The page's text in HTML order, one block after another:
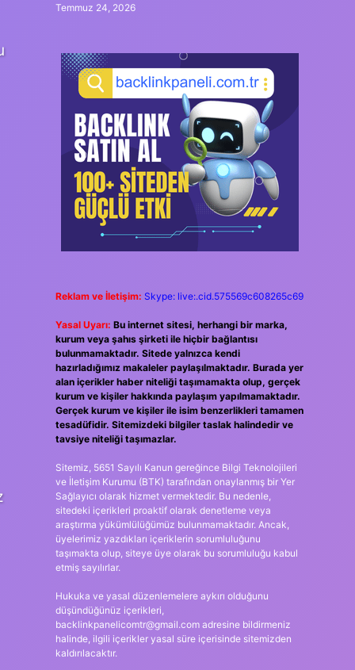
Temmuz 24, 2026
Reklam ve İletişim: Skype: live:.cid.575569c608265c69
Yasal Uyarı: Bu internet sitesi, herhangi bir marka,
kurum veya şahıs şirketi ile hiçbir bağlantısı
bulunmamaktadır. Sitede yalnızca kendi
hazırladığımız makaleler paylaşılmaktadır. Burada yer
alan içerikler haber niteliği taşımamakta olup, gerçek
kurum ve kişiler hakkında paylaşım yapılmamaktadır.
Gerçek kurum ve kişiler ile isim benzerlikleri tamamen
tesadüfidir. Sitemizdeki bilgiler taslak halindedir ve
tavsiye niteliği taşımazlar.
Sitemiz, 5651 Sayılı Kanun gereğince Bilgi Teknolojileri
ve İletişim Kurumu (BTK) tarafından onaylanmış bir Yer
Sağlayıcı olarak hizmet vermektedir. Bu nedenle,
sitedeki içerikleri proaktif olarak denetleme veya
araştırma yükümlülüğümüz bulunmamaktadır. Ancak,
üyelerimiz yazdıkları içeriklerin sorumluluğunu
taşımakta olup, siteye üye olarak bu sorumluluğu kabul
etmiş sayılırlar.
Hukuka ve yasal düzenlemelere aykırı olduğunu
düşündüğünüz içerikleri,
backlinkpanelicomtr@gmail.comadresine bildirmeniz
halinde, ilgili içerikler yasal süre içerisinde sitemizden
kaldırılacaktır.